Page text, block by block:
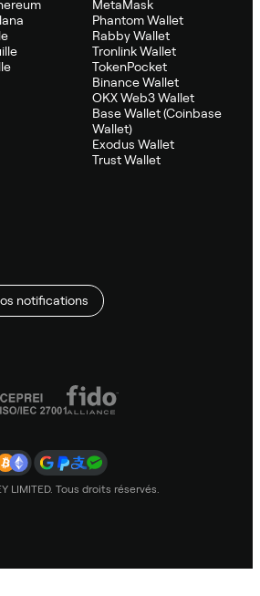
MetaMask
Phantom Wallet
Rabby Wallet
Tronlink Wallet
TokenPocket
Binance Wallet
OKX Web3 Wallet
Base Wallet (Coinbase
Wallet)
Exodus Wallet
Trust Wallet
notifications
LIMITED. Tous droits réservés.